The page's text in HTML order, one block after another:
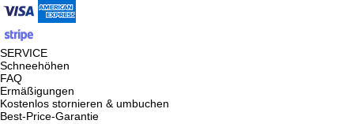
SERVICE
Schneehöhen
FAQ
Ermäßigungen
Kostenlos stornieren & umbuchen
Best-Price-Garantie